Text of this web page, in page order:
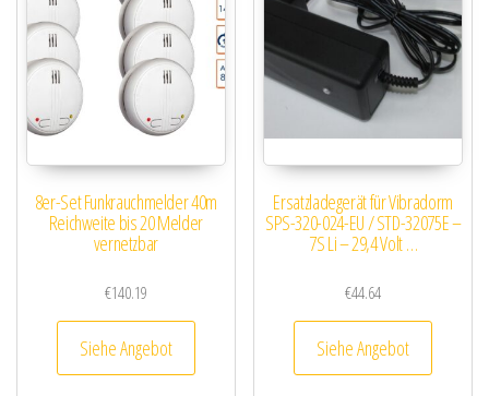
8er-Set Funkrauchmelder 40m
Reichweite bis 20 Melder
vernetzbar
€140.19
Siehe Angebot
Ersatzladegerät für Vibradorm
SPS-320-024-EU / STD-32075E –
7S Li – 29,4 Volt …
€44.64
Siehe Angebot